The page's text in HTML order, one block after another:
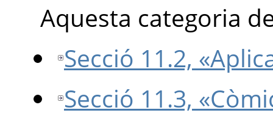
Aquesta categoria
Secció 11.2,
Secció 11.3,